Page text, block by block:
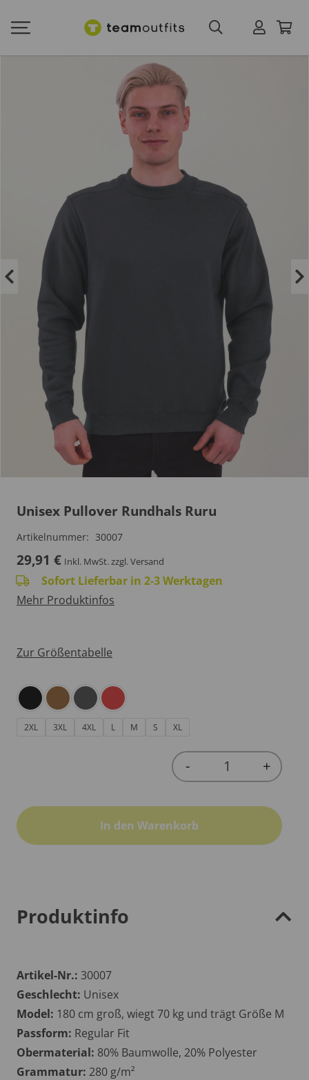
Unisex Pullover Rundhals Ruru
Artikelnummer: 30007
29,91 € Inkl. MwSt.zzgl. Versand
Sofort Lieferbar in 2-3 Werktagen
Mehr Produktinfos
Zur Größentabelle
2XL 3XL 4XL L M S XL
Quantity
- +
In den Warenkorb
Produktinfo
Artikel-Nr.: 30007
Geschlecht: Unisex
Model: 180 cm groß, wiegt 70 kg und trägt Größe M
Passform: Regular Fit
Obermaterial: 80% Baumwolle, 20% Polyester
Grammatur: 280 g/m²